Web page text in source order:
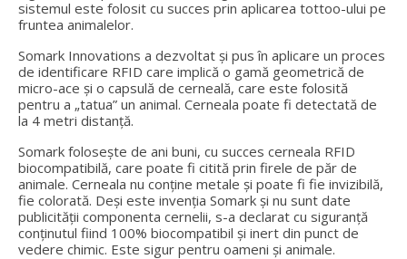
sistemul este folosit cu succes prin aplicarea tottoo-ului pe
fruntea animalelor.
Somark Innovations a dezvoltat și pus în aplicare un proces
de identificare RFID care implică o gamă geometrică de
micro-ace și o capsulă de cerneală, care este folosită
pentru a „tatua” un animal. Cerneala poate fi detectată de
la 4 metri distanță.
Somark folosește de ani buni, cu succes cerneala RFID
biocompatibilă, care poate fi citită prin firele de păr de
animale. Cerneala nu conține metale și poate fi fie invizibilă,
fie colorată. Deși este invenția Somark și nu sunt date
publicității componenta cernelii, s-a declarat cu siguranță
conținutul fiind 100% biocompatibil și inert din punct de
vedere chimic. Este sigur pentru oameni și animale.